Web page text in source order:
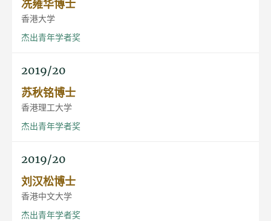
冼雍华博士
香港大学
杰出青年学者奖
2019/20
苏秋铭博士
香港理工大学
杰出青年学者奖
2019/20
刘汉松博士
香港中文大学
杰出青年学者奖